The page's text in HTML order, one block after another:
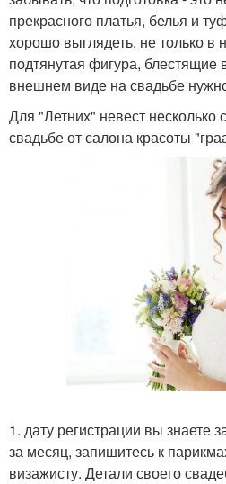
прекрасного платья, белья и
хорошо выглядеть, не только в
подтянутая фигура,
внешнем виде на свадьбе
Для "Летних" невест несколько
свадьбе от салона красоты
1. дату регистрации вы знаете
за месяц, запишитесь к
визажисту. Детали своего